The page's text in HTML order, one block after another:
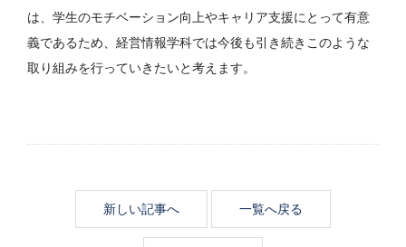
は、学生のモチベーション向上やキャリア支援にとって有意
義であるため、経営情報学科では今後も引き続きこのような
取り組みを行っていきたいと考えます。
新しい記事へ 一覧へ戻る